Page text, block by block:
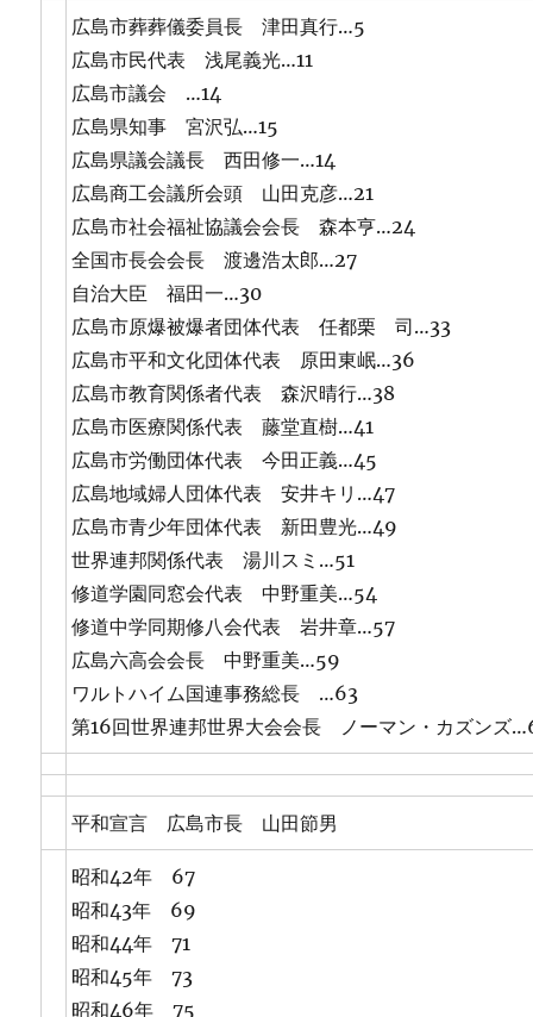
広島市葬葬儀委員長 津田真行…5
広島市民代表 浅尾義光…11
広島市議会 …14
広島県知事 宮沢弘…15
広島県議会議長 西田修一…14
広島商工会議所会頭 山田克彦…21
広島市社会福祉協議会会長 森本亨…24
全国市長会会長 渡邊浩太郎…27
自治大臣 福田一…30
広島市原爆被爆者団体代表 任都栗 司…33
広島市平和文化団体代表 原田東岷…36
広島市教育関係者代表 森沢晴行…38
広島市医療関係代表 藤堂直樹…41
広島市労働団体代表 今田正義…45
広島地域婦人団体代表 安井キリ…47
広島市青少年団体代表 新田豊光…49
世界連邦関係代表 湯川スミ…51
修道学園同窓会代表 中野重美…54
修道中学同期修八会代表 岩井章…57
広島六高会会長 中野重美…59
ワルトハイム国連事務総長 …63
第16回世界連邦世界大会会長 ノーマン・カズンズ
平和宣言 広島市長 山田節男
昭和42年 67
昭和43年 69
昭和44年 71
昭和45年 73
昭和46年 75